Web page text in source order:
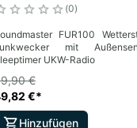
0
FUR100
mit
UKW-Radio
€*
€
Hinzufügen